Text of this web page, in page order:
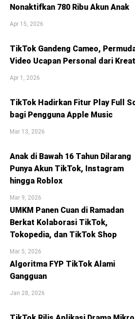
Nonaktifkan 780 Ribu Akun Anak
Apr 15, 2026
TikTok Gandeng Cameo,
Video Ucapan Personal dari
Apr 1, 2026
TikTok Hadirkan Fitur Play Full
bagi Pengguna Apple Music
Mar 13, 2026
Anak di Bawah 16 Tahun Dilarang
Punya Akun TikTok, Instagram
hingga Roblox
Mar 9, 2026
UMKM Panen Cuan di Ramadan
Berkat Kolaborasi TikTok,
Tokopedia, dan TikTok Shop
Mar 5, 2026
Algoritma FYP TikTok Alami
Gangguan
Jan 28, 2026